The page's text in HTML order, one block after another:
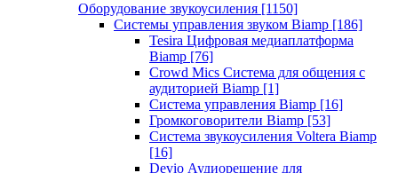
Оборудование звукоусиления [1150]
Системы управления звуком Biamp [186]
Tesira Цифровая медиаплатформа
Biamp [76]
Crowd Mics Система для общения с
аудиторией Biamp [1]
Система управления Biamp [16]
Громкоговорители Biamp [53]
Система звукоусиления Voltera Biamp
[16]
Devio Аудиорешение для